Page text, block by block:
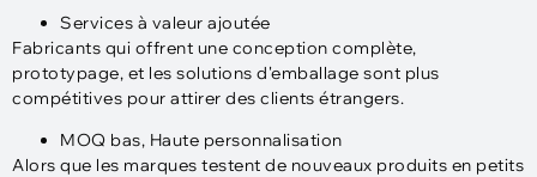
Services à valeur ajoutée
Fabricants qui offrent une conception complète,
prototypage, et les solutions d'emballage sont plus
compétitives pour attirer des clients étrangers.
MOQ bas, Haute personnalisation
Alors que les marques testent de nouveaux produits en petits